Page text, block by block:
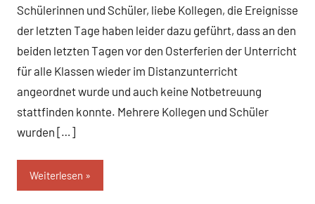
Schülerinnen und Schüler, liebe Kollegen, die Ereignisse
der letzten Tage haben leider dazu geführt, dass an den
beiden letzten Tagen vor den Osterferien der Unterricht
für alle Klassen wieder im Distanzunterricht
angeordnet wurde und auch keine Notbetreuung
stattfinden konnte. Mehrere Kollegen und Schüler
wurden […]
Weiterlesen